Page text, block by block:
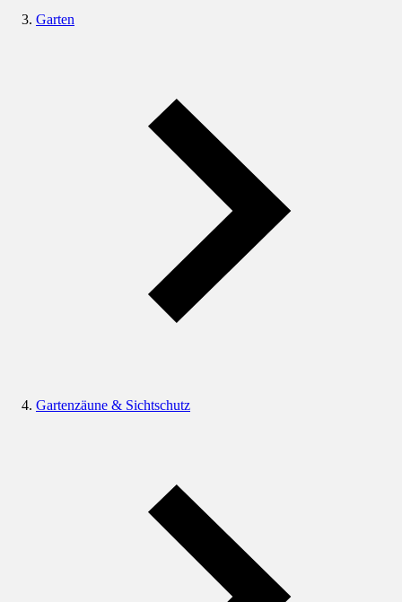
Garten
Gartenzäune & Sichtschutz